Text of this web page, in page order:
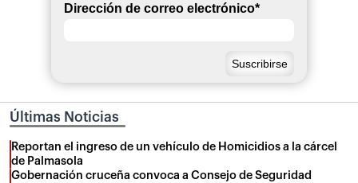
Dirección de correo electrónico*
Últimas Noticias
Reportan el ingreso de un vehículo de Homicidios a la cárcel
de Palmasola
Gobernación cruceña convoca a Consejo de Seguridad